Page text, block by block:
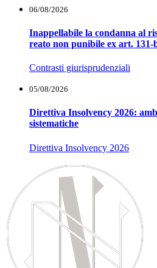
06/08/2026
Inappellabile la condanna al
reato non punibile ex art. 131-
Contrasti giurisprudenziali
05/08/2026
Direttiva Insolvency 2026:
sistematiche
Direttiva Insolvency 2026